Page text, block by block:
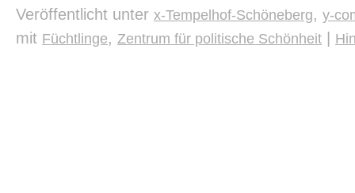
Veröffentlicht unter x-Tempelhof-Schöneberg, y-
mit Füchtlinge, Zentrum für politische Schönheit